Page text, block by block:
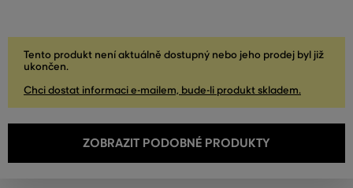
Tento produkt není aktuálně dostupný nebo jeho prodej byl již
ukončen.
Chci dostat informaci e-mailem, bude-li produkt skladem.
ZOBRAZIT PODOBNÉ PRODUKTY